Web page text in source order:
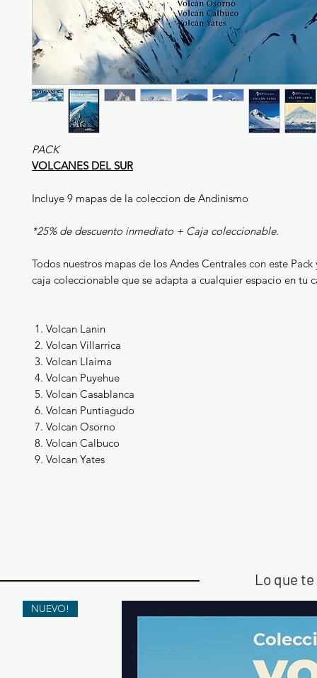
PACK
VOLCANES DEL SUR
Incluye 9 mapas de la coleccion de Andinismo
*25% de descuento inmediato + Caja coleccionable.
Todos nuestros mapas de los Andes Centrales con este
caja coleccionable que se adapta a cualquier espacio en tu
Volcan Lanin
Volcan Villarrica
Volcan Llaima
Volcan Puyehue
Volcan Casablanca
Volcan Puntiagudo
Volcan Osorno
Volcan Calbuco
Volcan Yates
Lo que
NUEVO!